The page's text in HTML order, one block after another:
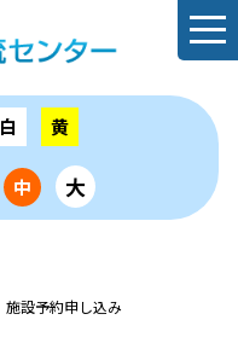
白 黄
中 大
施設予約申し込み